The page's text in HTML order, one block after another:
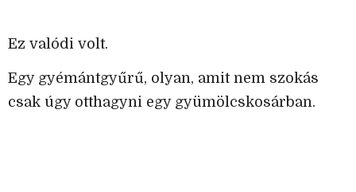
Ez valódi volt.
Egy gyémántgyűrű, olyan, amit nem szokás
csak úgy otthagyni egy gyümölcskosárban.